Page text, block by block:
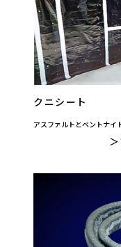
クニシート
アスファルトとベントナイ